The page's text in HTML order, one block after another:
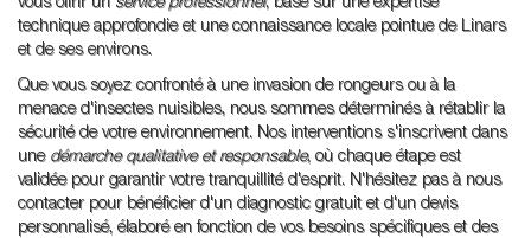
technique approfondie et une connaissance locale pointue de Linars
et de ses environs.
Que vous soyez confronté à une invasion de rongeurs ou à la
menace d'insectes nuisibles, nous sommes déterminés à rétablir la
sécurité de votre environnement. Nos interventions s'inscrivent dans
une démarche qualitative et responsable, où chaque étape est
validée pour garantir votre tranquillité d'esprit. N'hésitez pas à nous
contacter pour bénéficier d'un diagnostic gratuit et d'un devis
personnalisé, élaboré en fonction de vos besoins spécifiques et des